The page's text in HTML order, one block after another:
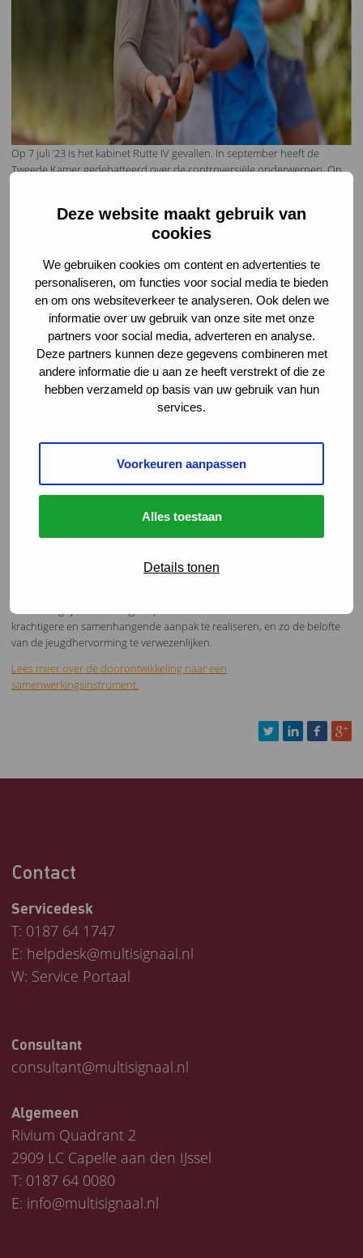
Deze website maakt gebruik van
cookies
We gebruiken cookies om content en advertenties te
personaliseren, om functies voor social media te bieden
en om ons websiteverkeer te analyseren. Ook delen we
informatie over uw gebruik van onze site met onze
partners voor social media, adverteren en analyse.
Deze partners kunnen deze gegevens combineren met
andere informatie die u aan ze heeft verstrekt of die ze
hebben verzameld op basis van uw gebruik van hun
services.
Voorkeuren aanpassen
Alles toestaan
Details tonen
Op 7 juli ’23 is het kabinet Rutte IV gevallen. In september heeft de
Tweede Kamer gedebatteerd over de controversiële onderwerpen. Op
Gezinsbescherming niet controversieel verklaard. Het volgende kabinet
zal deze onderwerpen bijsturen, maar voorlopig kan het demissionaire
hervormingsplannen uit te voeren.
In de hervormingsagenda ligt een grote nadruk op gezamenlijke
inspanningen om de levens van jongeren positief te beïnvloeden. De
jeugdhervorming erkent dat problemen waarmee jongeren worden
geconfronteerd vaak complex zijn en verschillende domeinen beslaan,
zoals onderwijs, gezondheid en welzijn. Samenwerking tussen diverse
instanties en professionals is cruciaal om deze uitdagingen effectief aan
te pakken. Dit vraagt om gestroomlijnde communicatie en informatie-
uitwisseling tussen betrokken partijen, zodat tijdige zorg en
De Verwijsindex is een digitaal hulpmiddel dat deze communicatie en
informatie-uitwisseling tussen betrokken partijen vergemakkelijkt. Dit
maakt vroegtijdige afstemming en samenwerking mogelijk om jongeren
zo gezond en veilig mogelijk te laten opgroeien. In de
fungeren. Een beweging die wij toejuichen. Aanvullend blijft de
bovenregionale- en regionale samenwerking van belang. Wij geloven
een belangrijke aanvulling is op het werk van lokale teams om een
krachtigere en samenhangende aanpak te realiseren, en zo de belofte
van de jeugdhervorming te verwezenlijken.
Lees meer over de doorontwikkeling naar een
samenwerkingsinstrument.
Contact
Servicedesk
T: 0187 64 1747
E: helpdesk@multisignaal.nl
W: Service Portaal
Consultant
consultant@multisignaal.nl
Algemeen
Rivium Quadrant 2
2909 LC Capelle aan den IJssel
T: 0187 64 0080
E: info@multisignaal.nl